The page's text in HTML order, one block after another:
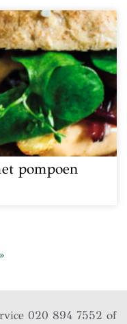
pompoen
020 894 7552 of